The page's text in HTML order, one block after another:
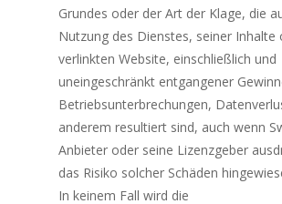
Grundes oder der Art der Klage, die
Nutzung des Dienstes, seiner Inhalte
verlinkten Website, einschließlich und
uneingeschränkt entgangener
Betriebsunterbrechungen,
anderem resultiert sind, auch wenn
Anbieter oder seine Lizenzgeber
das Risiko solcher Schäden
In keinem Fall wird die